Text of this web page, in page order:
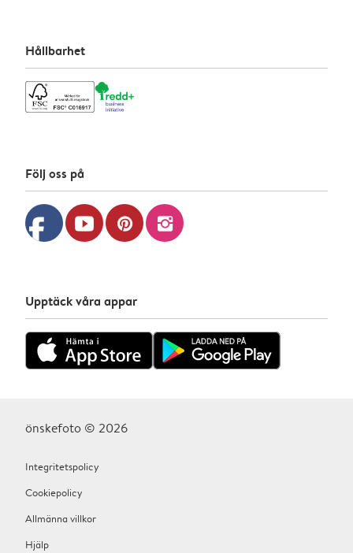
Hållbarhet
Följ oss på
facebook youtube pinterest instagram
Upptäck våra appar
önskefoto © 2026
Integritetspolicy
Cookiepolicy
Allmänna villkor
Hjälp